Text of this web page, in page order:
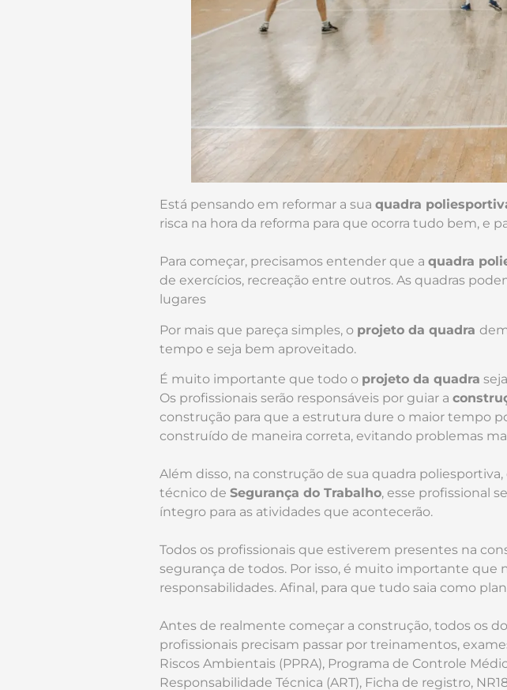
Está pensando em reformar a sua quadra
risca na hora da reforma para que ocorra tudo bem, e
Para começar, precisamos entender que a quadra
de exercícios, recreação entre outros. As quadras
lugares
Por mais que pareça simples, o projeto da quadra
tempo e seja bem aproveitado.
É muito importante que todo o projeto da quadra
Os profissionais serão responsáveis por guiar a
construção para que a estrutura dure o maior tempo
construído de maneira correta, evitando problemas
Além disso, na construção de sua quadra
técnico de Segurança do Trabalho, esse profissional
íntegro para as atividades que acontecerão.
Todos os profissionais que estiverem presentes na
segurança de todos. Por isso, é muito importante que
responsabilidades. Afinal, para que tudo saia como
Antes de realmente começar a construção, todos os
profissionais precisam passar por treinamentos,
Riscos Ambientais (PPRA), Programa de Controle
Responsabilidade Técnica (ART), Ficha de registro,